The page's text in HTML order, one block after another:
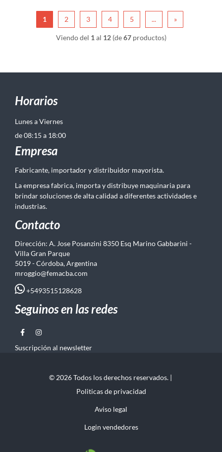
1 2 3 4 5 ... »
Viendo del 1 al 12(de67productos)
Horarios
Lunes a Viernes
de 08:15 a 18:00
Empresa
Fabricante, importador y distribuidor mayorista.
La empresa fabrica, importa y distribuye maquinaria para
brindar soluciones de alta calidad a diferentes actividades e
industrias.
Contacto
Dirección: A. Jose Posanzini 8350 Esq Marino Gabbarini -
Villa Gran Parque
5019 - Córdoba, Argentina
mroggio@femacba.com
+5493515128628
Seguinos en las redes
Suscripción al newsletter
© 2026 Todos los derechos reservados. |
Politicas de privacidad
Aviso legal
Login vendedores